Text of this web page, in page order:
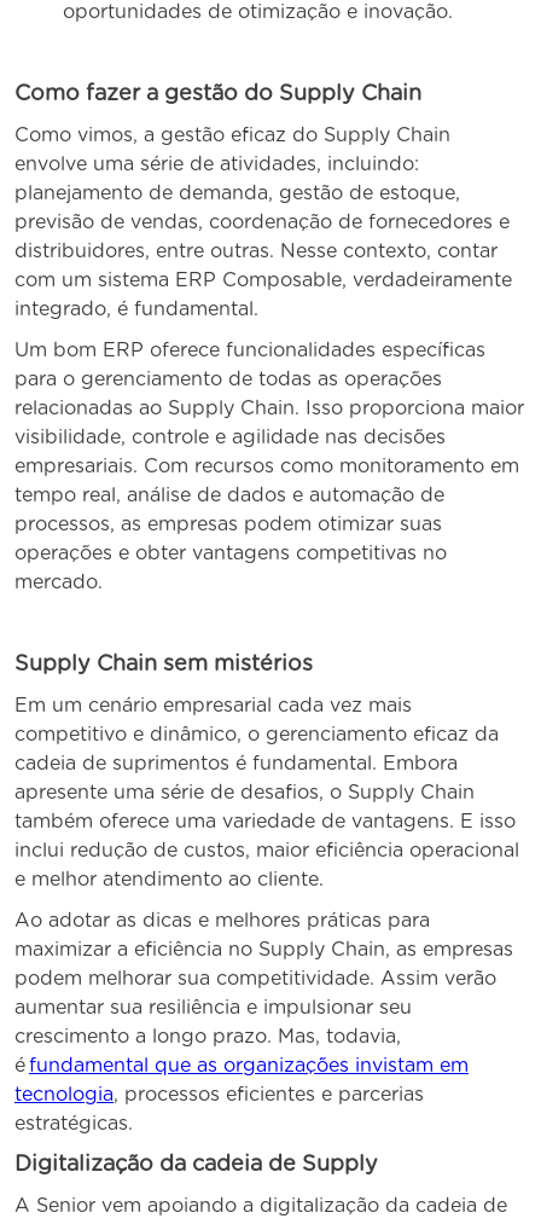
oportunidades de otimização e inovação.
Como fazer a gestão do Supply Chain
Como vimos, a gestão eficaz do Supply Chain
envolve uma série de atividades, incluindo:
planejamento de demanda, gestão de estoque,
previsão de vendas, coordenação de fornecedores e
distribuidores, entre outras. Nesse contexto, contar
com um sistema ERP Composable, verdadeiramente
integrado, é fundamental.
Um bom ERP oferece funcionalidades específicas
para o gerenciamento de todas as operações
relacionadas ao Supply Chain. Isso proporciona maior
visibilidade, controle e agilidade nas decisões
empresariais. Com recursos como monitoramento em
tempo real, análise de dados e automação de
processos, as empresas podem otimizar suas
operações e obter vantagens competitivas no
mercado.
Supply Chain sem mistérios
Em um cenário empresarial cada vez mais
competitivo e dinâmico, o gerenciamento eficaz da
cadeia de suprimentos é fundamental. Embora
apresente uma série de desafios, o Supply Chain
também oferece uma variedade de vantagens. E isso
inclui redução de custos, maior eficiência operacional
e melhor atendimento ao cliente.
Ao adotar as dicas e melhores práticas para
maximizar a eficiência no Supply Chain, as empresas
podem melhorar sua competitividade. Assim verão
aumentar sua resiliência e impulsionar seu
crescimento a longo prazo. Mas, todavia,
éfundamental que as organizações invistam em
tecnologia, processos eficientes e parcerias
estratégicas.
Digitalização da cadeia de Supply
A Senior vem apoiando a digitalização da cadeia de